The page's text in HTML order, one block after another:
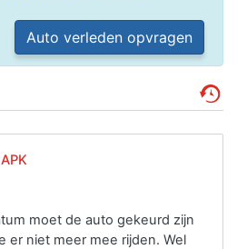
Auto verleden opvragen
moet de auto gekeurd zijn
er niet meer mee rijden. Wel